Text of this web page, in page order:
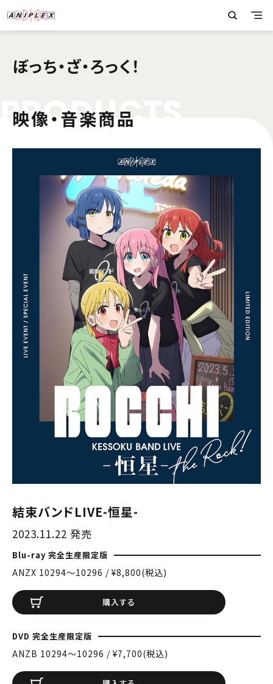
ぼっち・ざ・ろっく！
PRODUC
映像・音楽商品
結束バンドLIVE-恒星-
2023.11.22 発売
Blu-ray 完全生産限定版
ANZX 10294〜10296 / ¥8,800(税込)
購入する
DVD 完全生産限定版
ANZB 10294〜10296 / ¥7,700(税込)